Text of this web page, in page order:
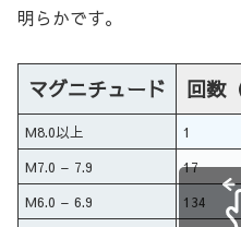
明らかです。
マグニチュード 回数
M8.0以上 1
M7.0 – 7.9
17
M6.0 – 6.9
134